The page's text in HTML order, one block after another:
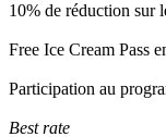
10% de réduction sur
Free Ice Cream Pass
Participation au
Best rate